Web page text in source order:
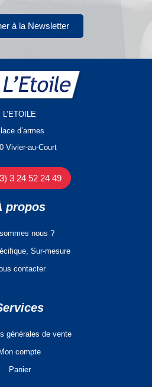
à la Newsletter
L’ETOILE
d’armes
Vivier-au-Court
3 24 52 24 49
propos
nous ?
Sur-mesure
contacter
générales de vente
Mon compte
Panier